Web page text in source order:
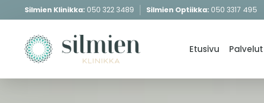
Silmien Klinikka: 050 322 3489 Silmien Optiikka: 050 3317 495
Etusivu Palvelut